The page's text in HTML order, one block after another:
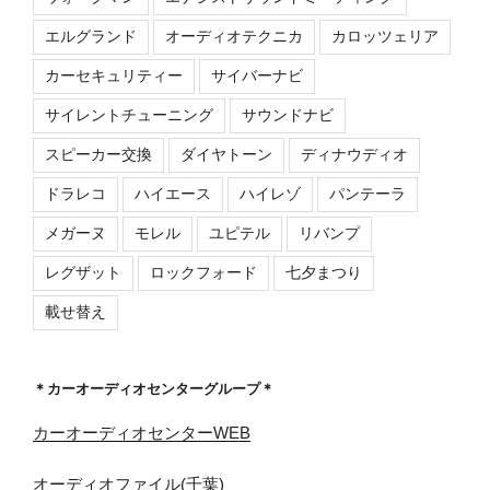
エルグランド オーディオテクニカ カロッツェリア
カーセキュリティー サイバーナビ
サイレントチューニング サウンドナビ
スピーカー交換 ダイヤトーン ディナウディオ
ドラレコ ハイエース ハイレゾ パンテーラ
メガーヌ モレル ユピテル リバンプ
レグザット ロックフォード 七夕まつり
載せ替え
＊カーオーディオセンターグループ＊
カーオーディオセンターWEB
オーディオファイル(千葉)